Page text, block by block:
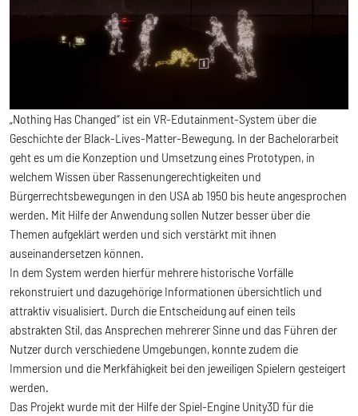
„Nothing Has Changed“ ist ein VR-Edutainment-System über die
Geschichte der Black-Lives-Matter-Bewegung. In der Bachelorarbeit
geht es um die Konzeption und Umsetzung eines Prototypen, in
welchem Wissen über Rassenungerechtigkeiten und
Bürgerrechtsbewegungen in den USA ab 1950 bis heute angesprochen
werden. Mit Hilfe der Anwendung sollen Nutzer besser über die
Themen aufgeklärt werden und sich verstärkt mit ihnen
auseinandersetzen können.
In dem System werden hierfür mehrere historische Vorfälle
rekonstruiert und dazugehörige Informationen übersichtlich und
attraktiv visualisiert. Durch die Entscheidung auf einen teils
abstrakten Stil, das Ansprechen mehrerer Sinne und das Führen der
Nutzer durch verschiedene Umgebungen, konnte zudem die
Immersion und die Merkfähigkeit bei den jeweiligen Spielern gesteigert
werden.
Das Projekt wurde mit der Hilfe der Spiel-Engine Unity3D für die